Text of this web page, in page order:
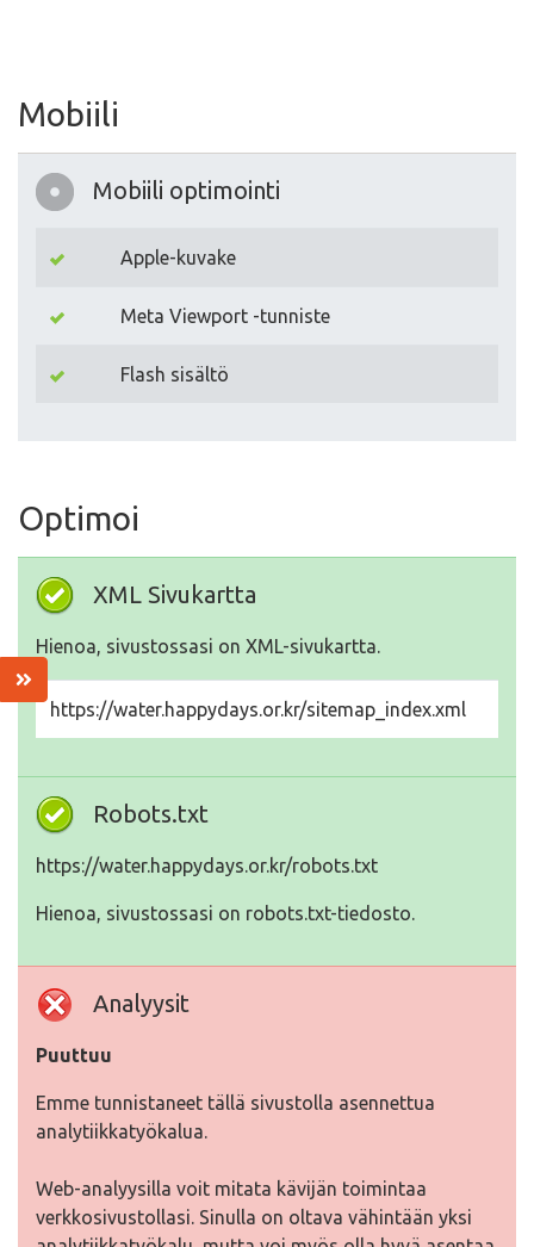
Mobiili
Mobiili optimointi
Apple-kuvake
Meta Viewport -tunniste
Flash sisältö
Optimoi
XML Sivukartta
Hienoa, sivustossasi on XML-sivukartta.
https://water.happydays.or.kr/sitemap_index.xml
Robots.txt
https://water.happydays.or.kr/robots.txt
Hienoa, sivustossasi on robots.txt-tiedosto.
Analyysit
Puuttuu
Emme tunnistaneet tällä sivustolla asennettua
analytiikkatyökalua.
Web-analyysilla voit mitata kävijän toimintaa
verkkosivustollasi. Sinulla on oltava vähintään yksi